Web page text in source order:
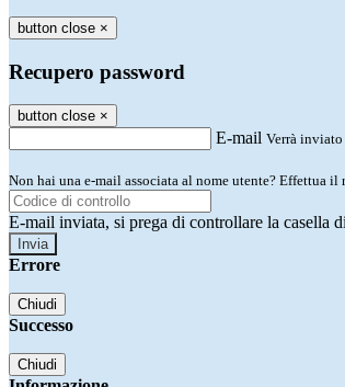
button close ×
Recupero password
button close ×
E-mail Verrà
Non hai una e-mail associata al nome utente? Effettua il
E-mail inviata, si prega di controllare la casella
Errore
Chiudi
Successo
Chiudi